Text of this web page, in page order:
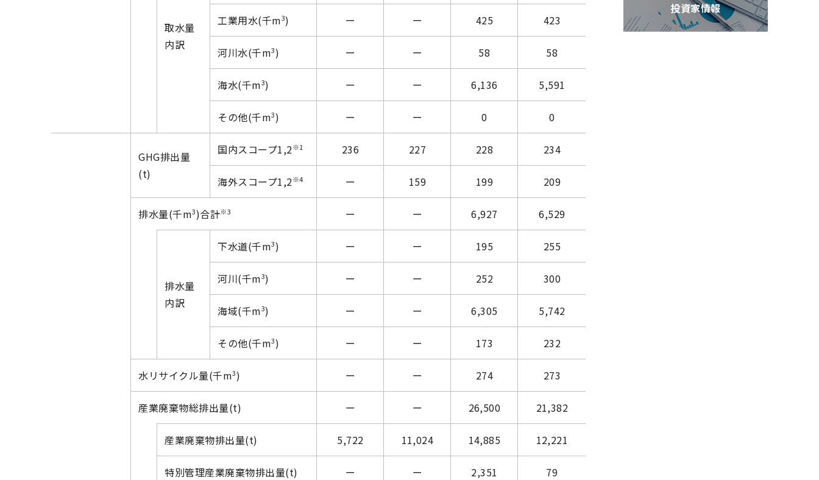
取水量
内訳
工業用水(千m3) ー ー 425 423
河川水(千m3) ー ー 58 58
海水(千m3) ー ー 6,136 5,591
その他(千m3) ー ー 0 0
GHG排出量
(t)
国内スコープ1,2※1 236 227 228 234
海外スコープ1,2※4 ー 159 199 209
排水量(千m3)合計※3 ー ー 6,927 6,529
排水量
内訳
下水道(千m3) ー ー 195 255
河川(千m3) ー ー 252 300
海域(千m3) ー ー 6,305 5,742
その他(千m3) ー ー 173 232
水リサイクル量(千m3) ー ー 274 273
産業廃棄物総排出量(t) ー ー 26,500 21,382
産業廃棄物排出量(t) 5,722 11,024 14,885 12,221
特別管理産業廃棄物排出量(t) ー ー 2,351 79
投資家情報